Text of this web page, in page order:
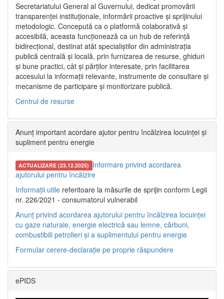
Secretariatului General al Guvernului, dedicat promovării
transparenței instituționale, informării proactive și sprijinului
metodologic. Concepută ca o platformă colaborativă și
accesibilă, aceasta funcționează ca un hub de referință
bidirecțional, destinat atât specialiștilor din administrația
publică centrală și locală, prin furnizarea de resurse, ghiduri
și bune practici, cât și părților interesate, prin facilitarea
accesului la informații relevante, instrumente de consultare și
mecanisme de participare și monitorizare publică.
Centrul de resurse
Anunț important acordare ajutor pentru încălzirea locuinței și
supliment pentru energie
ACTUALIZARE (23.12.2025) Informare privind acordarea
ajutorului pentru încălzire
Informații utile referitoare la măsurile de sprijin conform Legii
nr. 226/2021 - consumatorul vulnerabil
Anunț privind acordarea ajutorului pentru încălzirea locuinței
cu gaze naturale, energie electrică sau lemne, cărbuni,
combustibili petrolieri și a suplimentului pentru energie
Formular cerere-declarație pe proprie răspundere
ePIDS